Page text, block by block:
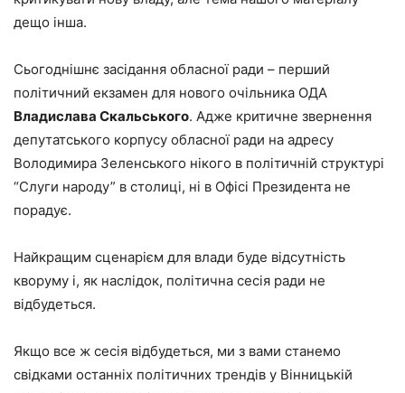
дещо інша.
Сьогоднішнє засідання обласної ради – перший
політичний екзамен для нового очільника ОДА
Владислава Скальського. Адже критичне звернення
депутатського корпусу обласної ради на адресу
Володимира Зеленського нікого в політичній структурі
“Слуги народу” в столиці, ні в Офісі Президента не
порадує.
Найкращим сценарієм для влади буде відсутність
кворуму і, як наслідок, політична сесія ради не
відбудеться.
Якщо все ж сесія відбудеться, ми з вами станемо
свідками останніх політичних трендів у Вінницькій